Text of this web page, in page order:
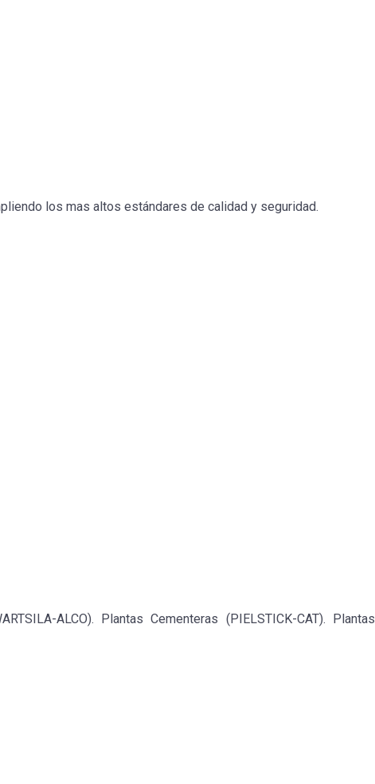
los mas altos estándares de calidad y seguridad.
ALCO). Plantas Cementeras (PIELSTICK-CAT). Plantas